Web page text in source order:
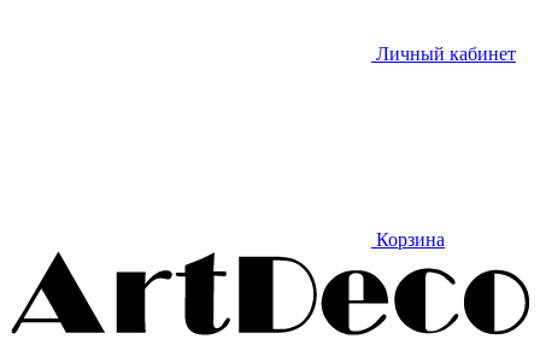
Личный кабинет
Корзина